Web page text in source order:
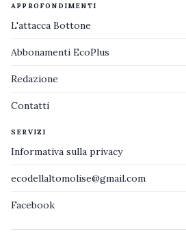
APPROFONDIMENTI
L'attacca Bottone
Abbonamenti EcoPlus
Redazione
Contatti
SERVIZI
Informativa sulla privacy
ecodellaltomolise@gmail.com
Facebook